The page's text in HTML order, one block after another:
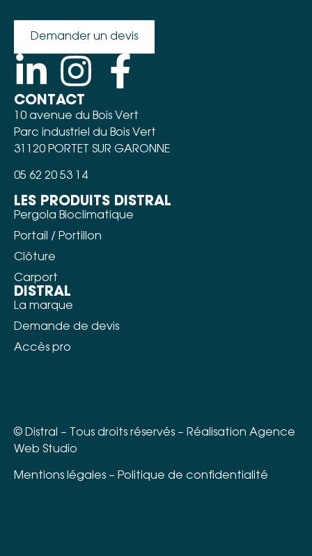
Demander un devis
CONTACT
10 avenue du Bois Vert
Parc industriel du Bois Vert
31120 PORTET SUR GARONNE
05 62 20 53 14
LES PRODUITS DISTRAL
Pergola Bioclimatique
Portail / Portillon
Clôture
Carport
DISTRAL
La marque
Demande de devis
Accès pro
© Distral – Tous droits réservés – Réalisation Agence
Web Studio
Mentions légales – Politique de confidentialité